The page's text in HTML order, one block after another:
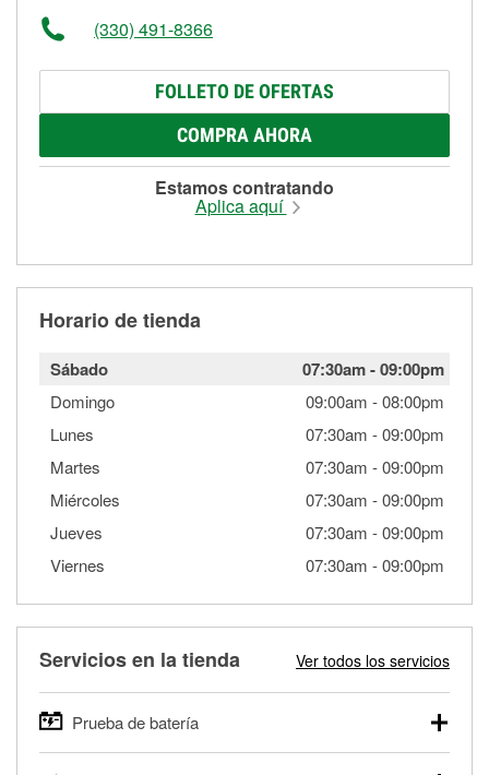
(330) 491-8366
FOLLETO DE OFERTAS
COMPRA AHORA
Estamos contratando
Aplica aquí
Horario de tienda
Sábado 07:30am-09:00pm
Domingo 09:00am -08:00pm
Lunes
07:30am -09:00pm
Martes
07:30am -09:00pm
Miércoles
07:30am -09:00pm
Jueves
07:30am -09:00pm
Viernes
07:30am -09:00pm
Servicios en la tienda Ver todos los servicios
Prueba de batería